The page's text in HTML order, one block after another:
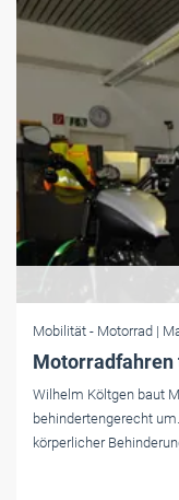
Mobilität - Motorrad |
Wilhelm Költgen baut
behindertengerecht
körperlicher